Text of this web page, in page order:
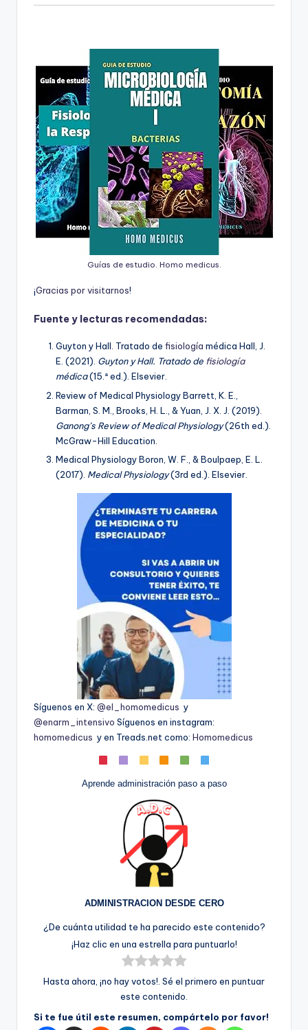
Guías de estudio. Homo medicus.
¡Gracias porvisitarnos!
Fuente y lecturas recomendadas:
Guyton y Hall. Tratado de fisiología médica Hall, J.
E. (2021). Guyton y Hall. Tratado de fisiología
médica(15.ª ed.). Elsevier.
Review of Medical Physiology Barrett, K. E.,
Barman, S. M., Brooks, H. L., & Yuan, J. X. J. (2019).
Ganong’s Review of Medical Physiology(26th ed.).
McGraw-Hill Education.
Medical Physiology Boron, W. F., & Boulpaep, E. L.
(2017). Medical Physiology(3rd ed.). Elsevier.
Síguenos en X: @el_homomedicus y
@enarm_intensivo Síguenos en instagram:
homomedicus y en Treads.net como: Homomedicus
Aprende administración paso a paso
ADMINISTRACION DESDE CERO
¿De cuánta utilidad te ha parecido este contenido?
¡Haz clic en una estrella para puntuarlo!
Hasta ahora, ¡no hay votos!. Sé el primero en puntuar
este contenido.
Si te fue útil este resumen, compártelo por favor!